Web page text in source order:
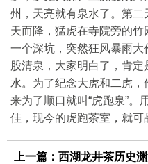
州，天亮就有泉水了。第
天而降，猛虎在寺院旁的
一个深坑，突然狂风暴雨
股清泉，大家明白了，肯
水。为了纪念大虎和二虎，
来为了顺口就叫“虎跑泉”。
佳，现今的虎跑茶室，就可
上一篇： 西湖龙井茶历史